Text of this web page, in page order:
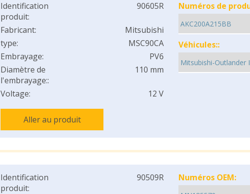
Identification
produit:
90605R
Fabricant:
Mitsubishi
type:
MSC90CA
Embrayage:
PV6
Diamètre de
l'embrayage::
110 mm
Voltage: 12 V
Aller au produit
Numéros de
Véhicules::
Identification
produit:
90509R Numéros OEM: